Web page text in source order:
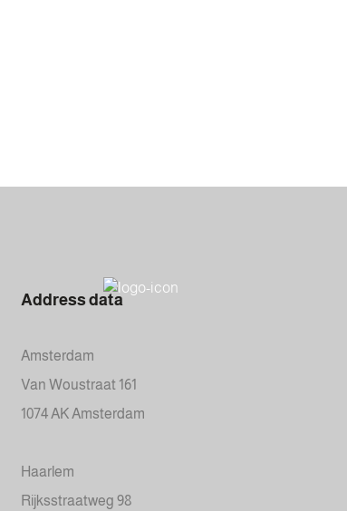
Address data
Amsterdam
Van Woustraat 161
1074 AK Amsterdam
Haarlem
Rijksstraatweg 98